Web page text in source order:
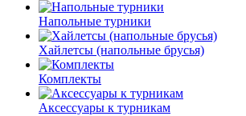
Напольные турники
Хайлетсы (напольные брусья)
Комплекты
Аксессуары к турникам